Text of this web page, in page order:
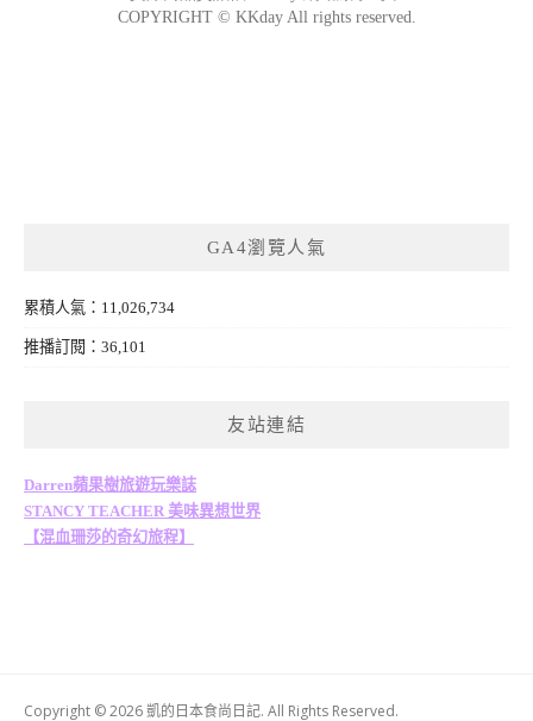
GA4瀏覽人氣
累積人氣：11,026,734
推播訂閱：36,101
友站連結
Darren蘋果樹旅遊玩樂誌
STANCY TEACHER 美味異想世界
【混血珊莎的奇幻旅程】
Copyright © 2026 凱的日本食尚日記. All Rights Reserved.